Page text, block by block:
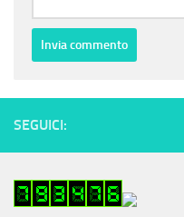
SEGUICI: